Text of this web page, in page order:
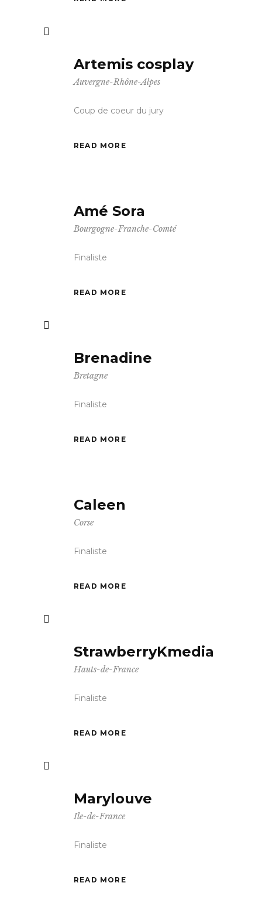
Artemis cosplay
Auvergne-Rhône-Alpes
Coup de coeur du jury
READ MORE
Amé Sora
Bourgogne-Franche-Comté
Finaliste
READ MORE
Brenadine
Bretagne
Finaliste
READ MORE
Caleen
Corse
Finaliste
READ MORE
StrawberryKmedia
Hauts-de-France
Finaliste
READ MORE
Marylouve
Ile-de-France
Finaliste
READ MORE